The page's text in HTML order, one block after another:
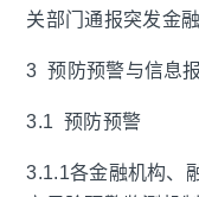
关部门通报突发金
3 预防预警与信息
3.1 预防预警
3.1.1各金融机构、